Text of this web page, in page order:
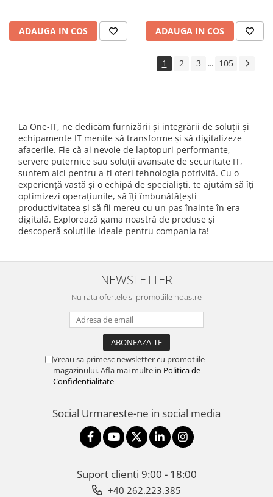
ADAUGA IN COS ADAUGA IN COS
1 2 3 ... 105
La One-IT, ne dedicăm furnizării și integrării de soluții și
echipamente IT menite să transforme și să digitalizeze
afacerile. Fie că ai nevoie de laptopuri performante,
servere puternice sau soluții avansate de securitate IT,
suntem aici pentru a-ți oferi tehnologia potrivită. Cu o
experiență vastă și o echipă de specialiști, te ajutăm să îți
optimizezi operațiunile, să îți îmbunătățești
productivitatea și să fii mereu cu un pas înainte în era
digitală. Explorează gama noastră de produse și
descoperă soluțiile ideale pentru compania ta!
NEWSLETTER
Nu rata ofertele si promotiile noastre
Vreau sa primesc newsletter cu promotiile
magazinului. Afla mai multe in Politica de
Confidentialitate
Social Urmareste-ne in social media
Suport clienti 9:00 - 18:00
+40 262.223.385